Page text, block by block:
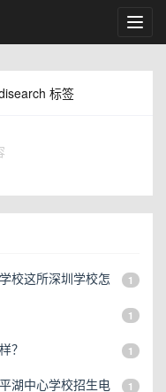
标签
校这所深圳学校怎
1
1
？ 1
湖中心学校招生电
1